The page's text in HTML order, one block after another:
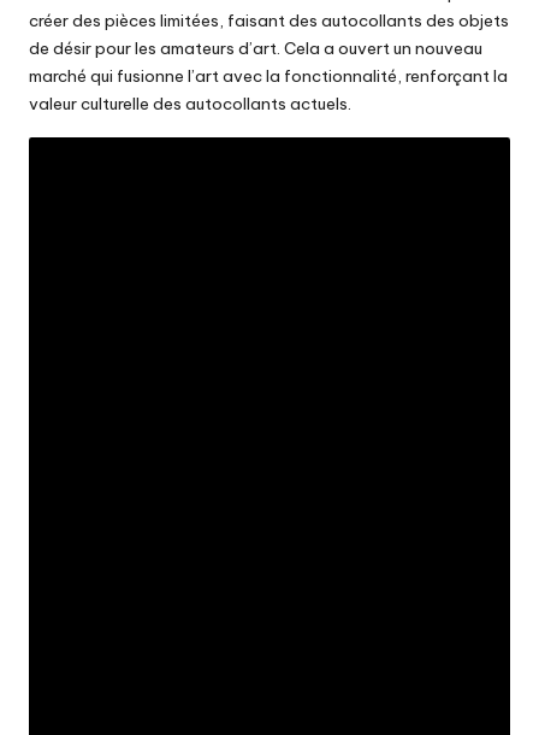
créer des pièces limitées, faisant des autocollants des objets
de désir pour les amateurs d’art. Cela a ouvert un nouveau
marché qui fusionne l’art avec la fonctionnalité, renforçant la
valeur culturelle des autocollants actuels.